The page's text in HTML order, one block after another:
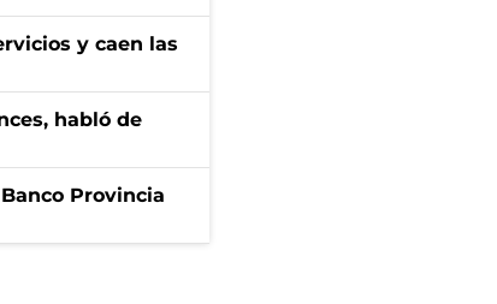
y caen las
habló de
Provincia